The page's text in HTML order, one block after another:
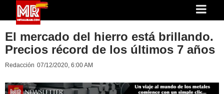
El mercado del hierro está brillando.
Precios récord de los últimos 7 años
Redacción 07/12/2020, 6:00 AM